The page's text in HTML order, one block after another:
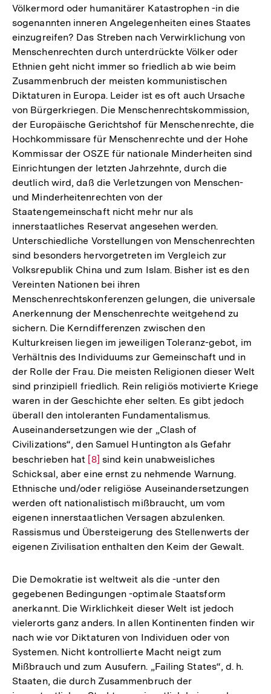
Völkermord oder humanitärer Katastrophen -in die
sogenannten inneren Angelegenheiten eines Staates
einzugreifen? Das Streben nach Verwirklichung von
Menschenrechten durch unterdrückte Völker oder
Ethnien geht nicht immer so friedlich ab wie beim
Zusammenbruch der meisten kommunistischen
Diktaturen in Europa. Leider ist es oft auch Ursache
von Bürgerkriegen. Die Menschenrechtskommission,
der Europäische Gerichtshof für Menschenrechte, die
Hochkommissare für Menschenrechte und der Hohe
Kommissar der OSZE für nationale Minderheiten sind
Einrichtungen der letzten Jahrzehnte, durch die
deutlich wird, daß die Verletzungen von Menschen-
und Minderheitenrechten von der
Staatengemeinschaft nicht mehr nur als
innerstaatliches Reservat angesehen werden.
Unterschiedliche Vorstellungen von Menschenrechten
sind besonders hervorgetreten im Vergleich zur
Volksrepublik China und zum Islam. Bisher ist es den
Vereinten Nationen bei ihren
Menschenrechtskonferenzen gelungen, die universale
Anerkennung der Menschenrechte weitgehend zu
sichern. Die Kerndifferenzen zwischen den
Kulturkreisen liegen im jeweiligen Toleranz-gebot, im
Verhältnis des Individuums zur Gemeinschaft und in
der Rolle der Frau. Die meisten Religionen dieser Welt
sind prinzipiell friedlich. Rein religiös motivierte Kriege
waren in der Geschichte eher selten. Es gibt jedoch
überall den intoleranten Fundamentalismus.
Auseinandersetzungen wie der „Clash of
Civilizations“, den Samuel Huntington als Gefahr
beschrieben hat Zur
Auflösung
der
Fußnote
[8] sind kein unabweisliches
Schicksal, aber eine ernst zu nehmende Warnung.
Ethnische und/oder religiöse Auseinandersetzungen
werden oft nationalistisch mißbraucht, um vom
eigenen innerstaatlichen Versagen abzulenken.
Rassismus und Übersteigerung des Stellenwerts der
eigenen Zivilisation enthalten den Keim der Gewalt.
Die Demokratie ist weltweit als die -unter den
gegebenen Bedingungen -optimale Staatsform
anerkannt. Die Wirklichkeit dieser Welt ist jedoch
vielerorts ganz anders. In allen Kontinenten finden wir
nach wie vor Diktaturen von Individuen oder von
Systemen. Nicht kontrollierte Macht neigt zum
Mißbrauch und zum Ausufern. „Failing States“, d. h.
Staaten, die durch Zusammenbruch der